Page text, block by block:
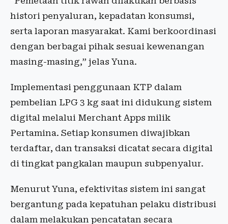
histori penyaluran, kepadatan konsumsi,
serta laporan masyarakat. Kami berkoordinasi
dengan berbagai pihak sesuai kewenangan
masing-masing,” jelas Yuna.
Implementasi penggunaan KTP dalam
pembelian LPG 3 kg saat ini didukung sistem
digital melalui Merchant Apps milik
Pertamina. Setiap konsumen diwajibkan
terdaftar, dan transaksi dicatat secara digital
di tingkat pangkalan maupun subpenyalur.
Menurut Yuna, efektivitas sistem ini sangat
bergantung pada kepatuhan pelaku distribusi
dalam melakukan pencatatan secara